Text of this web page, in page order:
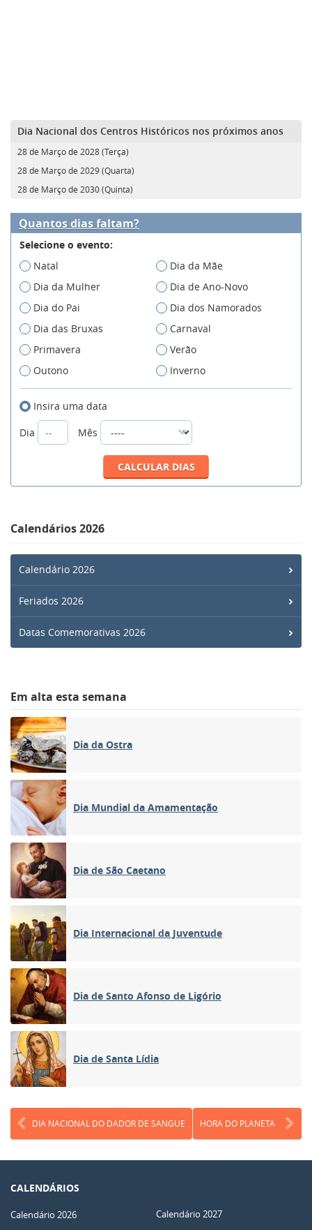
Dia Nacional dos Centros Históricos nos próximos anos
28 de Março de 2028 (Terça)
28 de Março de 2029 (Quarta)
28 de Março de 2030 (Quinta)
Quantos dias faltam?
Selecione o evento:
Natal
Dia da Mãe
Dia da Mulher
Dia de Ano-Novo
Dia do Pai
Dia dos Namorados
Dia das Bruxas
Carnaval
Primavera
Verão
Outono
Inverno
Insira uma data
Dia
Mês
Calendários 2026
Calendário 2026
Feriados 2026
Datas Comemorativas 2026
Em alta esta semana
Dia da Ostra
Dia Mundial da Amamentação
Dia de São Caetano
Dia Internacional da Juventude
Dia de Santo Afonso de Ligório
Dia de Santa Lídia
DIA NACIONAL DO DADOR DE SANGUE HORA DO PLANETA
CALENDÁRIOS
Calendário 2026 Calendário 2027